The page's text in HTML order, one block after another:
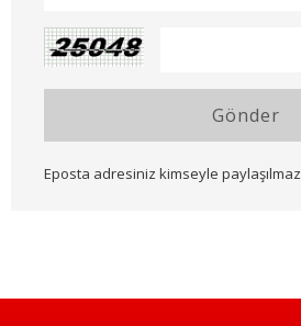
Gönder
Eposta adresiniz kimseyle paylaşılmaz